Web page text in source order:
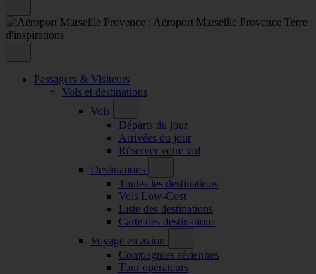
Passagers & Visiteurs
Vols et destinations
Vols
Départs du jour
Arrivées du jour
Réserver votre vol
Destinations
Toutes les destinations
Vols Low-Cost
Liste des destinations
Carte des destinations
Voyage en avion
Compagnies aériennes
Tour opérateurs